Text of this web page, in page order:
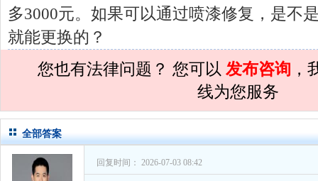
孙术校律师对离婚法律怎么判？有一
孙术校律师对 将满19周岁，偷了一部
对邻居房基地侵权，中院
孙术校律师对在保定上班两年了，一
孙术校律师对你好，我2016年离的婚
多3000元。如果可以通过喷漆修复，是不
就能更换的？
您也有法律问题？ 您可以 发布咨询 ，
线为您服务
全部答案
回复时间： 2026-07-03 08:42